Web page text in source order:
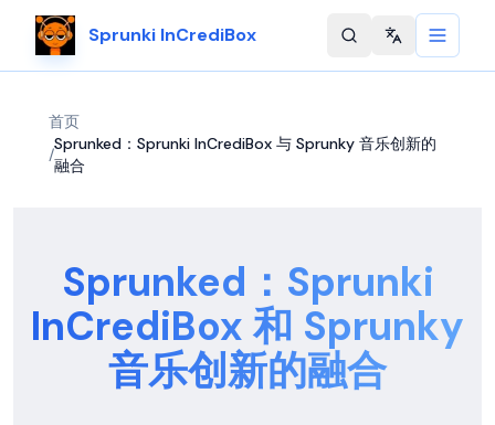
Sprunki InCrediBox Change
首页
/
Sprunked：Sprunki InCrediBox 与 Sprunky 音乐创新的
融合
Sprunked：Sprunki
InCrediBox 和 Sprunky
音乐创新的融合